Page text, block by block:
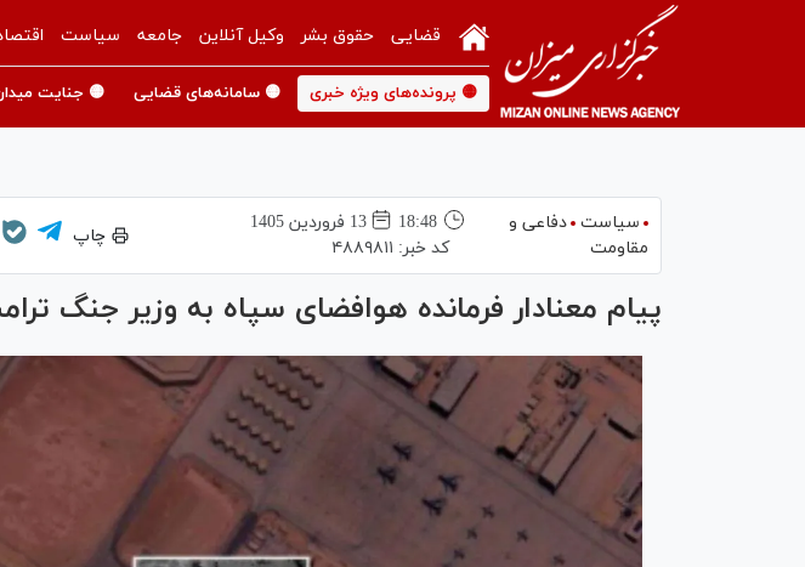
قضایی حقوق بشر وکیل آنلاین جامعه سیاست
🟡 پرونده‌های ویژه خبری 🟡 سامانه‌های قضایی 🟡 جنایت
سیاست دفاعی و
مقاومت
18:48
13 فروردين 1405
کد خبر: ۴۸۸۹۸۱۱
چاپ
پیام معنادار فرمانده هوافضای سپاه به وزیر جنگ